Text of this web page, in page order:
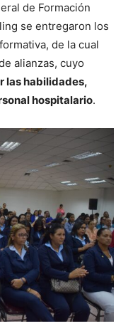
de Formación
se entregaron los
de la cual
alianzas, cuyo
las habilidades,
hospitalario.